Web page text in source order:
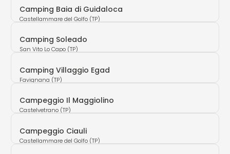
Camping Baia di Guidaloca
Castellammare del Golfo (TP)
Camping Soleado
San Vito Lo Capo (TP)
Camping Villaggio Egad
Favignana (TP)
Campeggio Il Maggiolino
Castelvetrano (TP)
Campeggio Ciauli
Castellammare del Golfo (TP)